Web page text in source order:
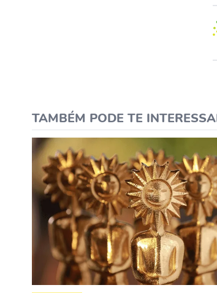
TAMBÉM PODE TE